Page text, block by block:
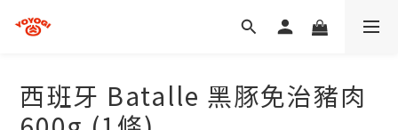
西班牙 Batalle 黑豚免治豬肉